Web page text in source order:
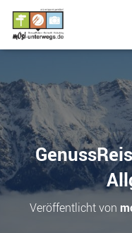
Veröffentlicht von